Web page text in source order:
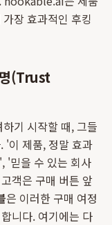
장 효과적인 후킹
(Trust
기 시작할 때, 그들
'이 제품, 정말 효과
'믿을 수 있는 회사
객은 구매 버튼 앞
은 이러한 구매 여정
니다. 여기에는 다